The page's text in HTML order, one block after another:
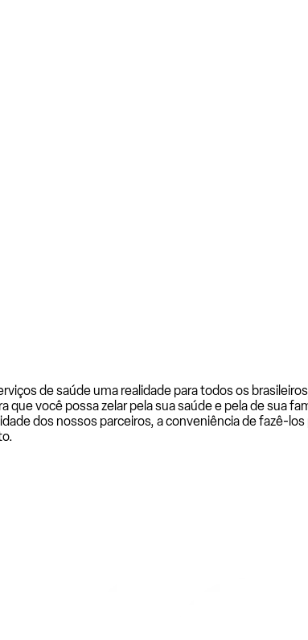
de saúde uma realidade para todos os
você possa zelar pela sua saúde e pela de sua
dos nossos parceiros, a conveniência de fazê-